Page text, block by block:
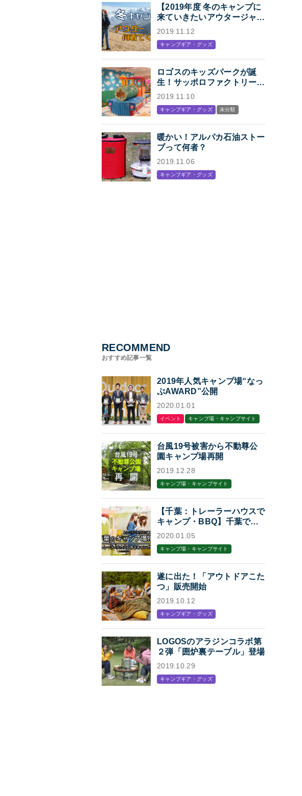
【2019年度 冬のキャンプに
来ていきたいアウタージャケ
ット特集】キャンプ・アウト
トドアブランド各社のジャケ
ットまとめ【Mens】
2019.11.12
キャンプギア・グッズ
ロゴスのキッズパークが誕
生！サッポロファクトリー内
「KIDS STATION
プン
2019.11.10
キャンプギア・グッズ 未分類
暖かい！アルパカ石油ストー
ブって何者？
2019.11.06
キャンプギア・グッズ
RECOMMEND
おすすめ記事一覧
2019年人気キャンプ場“なっ
ぷAWARD”公開
2020.01.01
イベント キャンプ場・キャンプサイト
台風19号被害から不動尊公
園キャンプ場再開
2019.12.28
キャンプ場・キャンプサイト
【千葉：トレーラーハウスで
キャンプ・BBQ】千葉でト
レーラーハウスに泊まれるキ
2020.01.05
キャンプ場・キャンプサイト
遂に出た！「アウトドアこた
つ」販売開始
2019.10.12
キャンプギア・グッズ
LOGOSのアラジンコラボ第
２弾「囲炉裏テーブル」登場
2019.10.29
キャンプギア・グッズ